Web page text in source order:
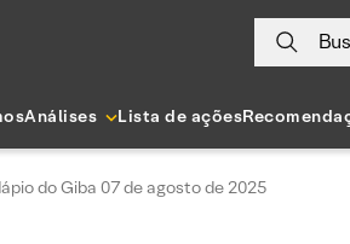
Análises Lista de ações
do Giba 07 de agosto de 2025